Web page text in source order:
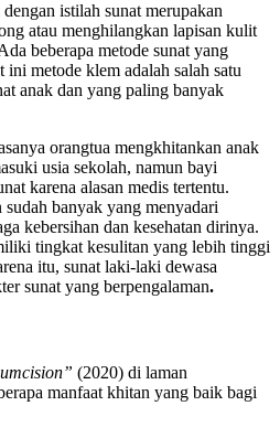
istilah sunat merupakan
atau menghilangkan lapisan kulit
beberapa metode sunat yang
metode klem adalah salah satu
anak dan yang paling banyak
orangtua mengkhitankan anak
usia sekolah, namun bayi
karena alasan medis tertentu.
banyak yang menyadari
kebersihan dan kesehatan dirinya.
tingkat kesulitan yang lebih tinggi
itu, sunat laki-laki dewasa
sunat yang berpengalaman.
(2020) di laman
manfaat khitan yang baik bagi